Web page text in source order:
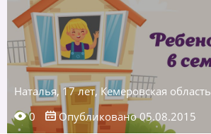
Наталья, 17 лет, Кемеровская область
0
Опубликовано 05.08.2015